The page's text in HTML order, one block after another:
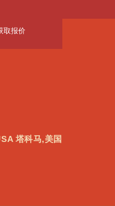
取报价
塔科马,美国